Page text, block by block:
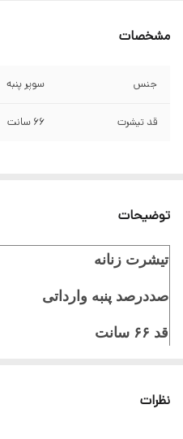
مشخصات
جنس سوپر پنبه
قد تیشرت ۶۶ سانت
توضیحات
تیشرت زنانه
صددرصد پنبه وارداتی
قد ۶۶ سانت
نظرات